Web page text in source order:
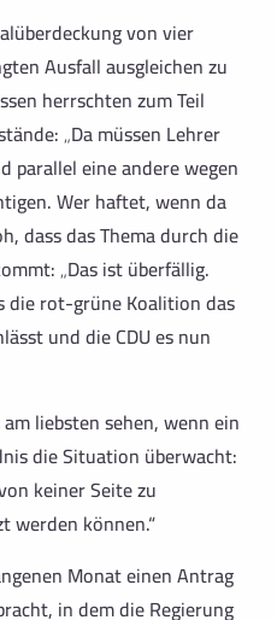
von vier
Ausfall ausgleichen zu
herrschten zum Teil
„Da müssen Lehrer
parallel eine andere wegen
Wer haftet, wenn da
dass das Thema durch die
„Das ist überfällig.
die rot-grüne Koalition das
und die CDU es nun
liebsten sehen, wenn ein
die Situation überwacht:
keiner Seite zu
werden können.“
Monat einen Antrag
in dem die Regierung